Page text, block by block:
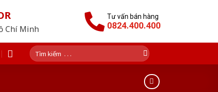
Chí Minh
Tư vấn bán hàng
0824.400.400
Tìm
kiếm: